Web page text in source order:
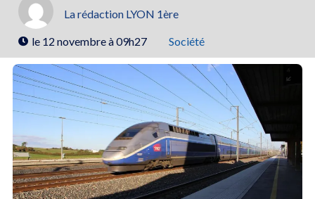
La rédaction LYON 1ère
le 12 novembre à 09h27 Société